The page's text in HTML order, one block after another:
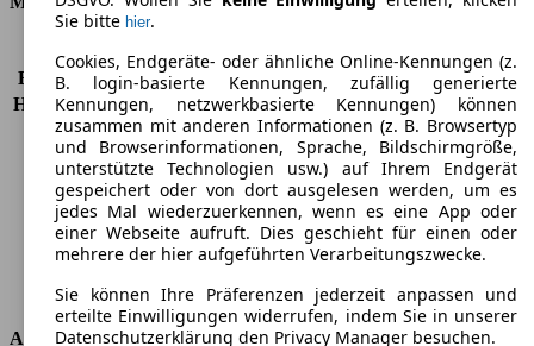
KW (PS)
55 kW (75 PS)
Beschleunigung (0-100 km/h) 16,4s
Höchstgeschwindigkeit (km/h) 155 km/h
Anzahl der Gänge
5
Drehmoment
190 nm
Hubraum
1248 ccm
Kraftstoff
Diesel
Zylinder
4
Getriebe
Schaltgetriebe
Antriebsart
Vorderradantrieb
Abmessungen
Sie bitte hier.
Cookies, Endgeräte- oder ähnliche Online-Kennungen (z.
B. login-basierte Kennungen, zufällig generierte
Kennungen, netzwerkbasierte Kennungen) können
zusammen mit anderen Informationen (z. B. Browsertyp
und Browserinformationen, Sprache, Bildschirmgröße,
unterstützte Technologien usw.) auf Ihrem Endgerät
gespeichert oder von dort ausgelesen werden, um es
jedes Mal wiederzuerkennen, wenn es eine App oder
einer Webseite aufruft. Dies geschieht für einen oder
mehrere der hier aufgeführten Verarbeitungszwecke.
Sie können Ihre Präferenzen jederzeit anpassen und
erteilte Einwilligungen widerrufen, indem Sie in unserer
Datenschutzerklärung den Privacy Manager besuchen.